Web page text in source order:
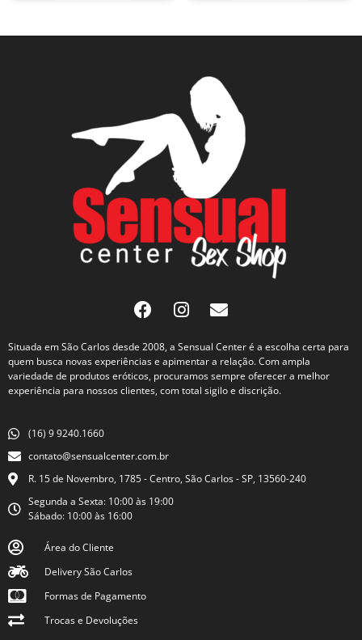
Situada em São Carlos desde 2008, a Sensual Center é a escolha certa para
quem busca novas experiências e apimentar a relação. Com ampla
variedade de produtos eróticos, procuramos sempre oferecer a melhor
experiência para nossos clientes, com total sigilo e discrição.
(16) 9 9240.1660
contato@sensualcenter.com.br
R. 15 de Novembro, 1785 - Centro, São Carlos - SP, 13560-240
Segunda a Sexta: 10:00 às 19:00
Sábado: 10:00 às 16:00
Área do Cliente
Delivery São Carlos
Formas de Pagamento
Trocas e Devoluções